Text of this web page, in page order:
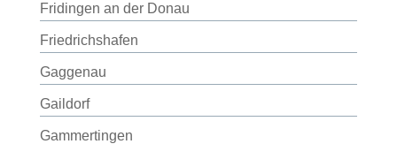
Fridingen an der Donau
Friedrichshafen
Gaggenau
Gaildorf
Gammertingen